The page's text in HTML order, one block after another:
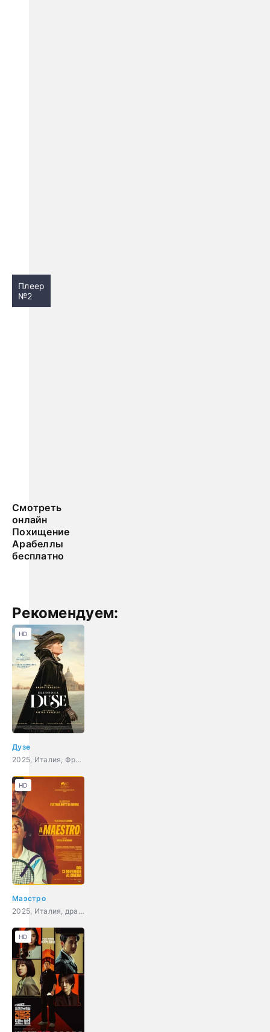
Плеер
№2
Смотреть
онлайн
Похищение
Арабеллы
бесплатно
Рекомендуем:
Дузе
2025, Италия, Франция, драма, биография, история
HD
Маэстро
2025, Италия, драма, комедия, спорт
HD
HD